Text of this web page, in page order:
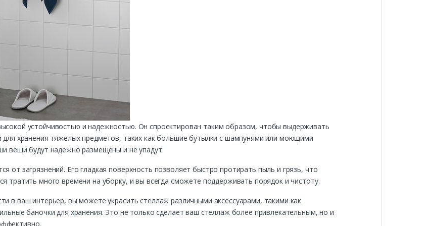
устойчивостью и надежностью. Он спроектирован таким образом, чтобы выдерживать
для хранения тяжелых предметов, таких как большие бутылки с шампунями или моющими
вещи будут надежно размещены и не упадут.
от загрязнений. Его гладкая поверхность позволяет быстро протирать пыль и грязь, что
тратить много времени на уборку, и вы всегда сможете поддерживать порядок и чистоту.
в ваш интерьер, вы можете украсить стеллаж различными аксессуарами, такими как
баночки для хранения. Это не только сделает ваш стеллаж более привлекательным, но и